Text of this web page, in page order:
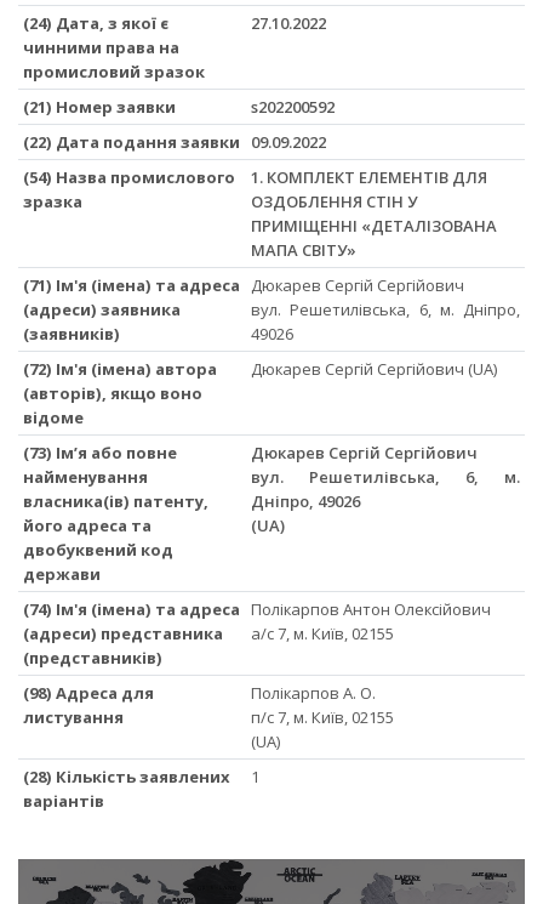
(24) Дата, з якої є
чинними права на
промисловий зразок
27.10.2022
(21) Номер заявки
s202200592
(22) Дата подання заявки
09.09.2022
(54) Назва промислового
зразка
1. КОМПЛЕКТ ЕЛЕМЕНТІВ ДЛЯ
ОЗДОБЛЕННЯ СТІН У
ПРИМІЩЕННІ «ДЕТАЛІЗОВАНА
МАПА СВІТУ»
(71) Ім'я (імена) та адреса
(адреси) заявника
(заявників)
Дюкарев Сергій Сергійович
вул. Решетилівська, 6, м. Дніпро,
49026
(72) Ім'я (імена) автора
(авторів), якщо воно
відоме
Дюкарев Сергій Сергійович (UA)
(73) Ім’я або повне
найменування
власника(ів) патенту,
його адреса та
двобуквений код
держави
Дюкарев Сергій Сергійович
вул. Решетилівська, 6, м.
Дніпро, 49026
(UA)
(74) Ім'я (імена) та адреса
(адреси) представника
(представників)
Полікарпов Антон Олексійович
а/с 7, м. Київ, 02155
(98) Адреса для
листування
Полікарпов А. О.
п/с 7, м. Київ, 02155
(UA)
(28) Кількість заявлених
варіантів
1